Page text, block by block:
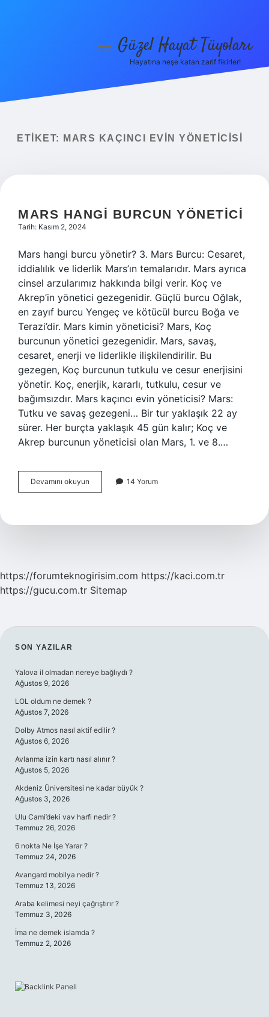
Yasal Uyarı
menüyüGüzel Hayat Tüyoları
Hayatına neşe katan zarif fikirler!
ETIKET: MARS KAÇINCI EVIN YÖNETICISI
MARS HANGI BURCUN YÖNETICI
Tarih: Kasım 2, 2024
Mars hangi burcu yönetir? 3. Mars Burcu: Cesaret,
iddialılık ve liderlik Mars’ın temalarıdır. Mars ayrıca
cinsel arzularımız hakkında bilgi verir. Koç ve
Akrep’in yönetici gezegenidir. Güçlü burcu Oğlak,
en zayıf burcu Yengeç ve kötücül burcu Boğa ve
Terazi’dir. Mars kimin yöneticisi? Mars, Koç
burcunun yönetici gezegenidir. Mars, savaş,
cesaret, enerji ve liderlikle ilişkilendirilir. Bu
gezegen, Koç burcunun tutkulu ve cesur enerjisini
yönetir. Koç, enerjik, kararlı, tutkulu, cesur ve
bağımsızdır. Mars kaçıncı evin yöneticisi? Mars:
Tutku ve savaş gezegeni… Bir tur yaklaşık 22 ay
sürer. Her burçta yaklaşık 45 gün kalır; Koç ve
Akrep burcunun yöneticisi olan Mars, 1. ve 8.…
Devamını okuyun
Hangi
14 Yorum
https://forumteknogirisim.com https://kaci.com.tr
https://gucu.com.tr Sitemap
SIDEBAR
SON YAZILAR
Yalova il olmadan nereye bağlıydı ?
Ağustos 9, 2026
LOL oldum ne demek ?
Ağustos 7, 2026
Dolby Atmos nasıl aktif edilir ?
Ağustos 6, 2026
Avlanma izin kartı nasıl alınır ?
Ağustos 5, 2026
Akdeniz Üniversitesi ne kadar büyük ?
Ağustos 3, 2026
Ulu Cami’deki vav harfi nedir ?
Temmuz 26, 2026
6 nokta Ne İşe Yarar ?
Temmuz 24, 2026
Avangard mobilya nedir ?
Temmuz 13, 2026
Araba kelimesi neyi çağrıştırır ?
Temmuz 3, 2026
İma ne demek islamda ?
Temmuz 2, 2026